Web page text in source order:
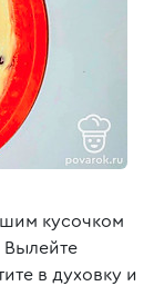
кусочком
Вылейте
в духовку и